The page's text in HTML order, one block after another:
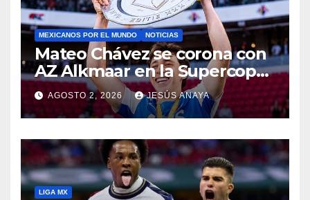
MEXICANOS POR EL MUNDO NOTICIAS
Mateo Chávez se corona con
AZ Alkmaar en la Supercopa
de Países Bajos
AGOSTO 2, 2026 JESÚS ANAYA
LIGA MX